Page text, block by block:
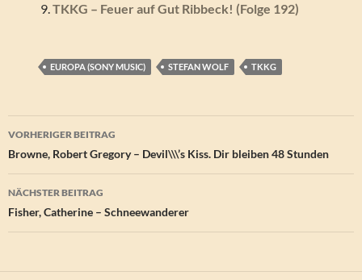
TKKG – Feuer auf Gut Ribbeck! (Folge 192)
EUROPA (SONY MUSIC) STEFAN WOLF TKKG
Beitragsnavigation
VORHERIGER BEITRAG
Browne, Robert Gregory – Devil\\\’s Kiss. Dir bleiben 48 Stunden
NÄCHSTER BEITRAG
Fisher, Catherine – Schneewanderer